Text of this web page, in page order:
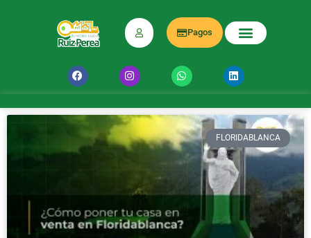
Pagos
FLORIDABLANCA